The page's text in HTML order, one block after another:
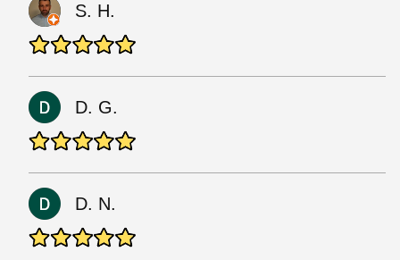
S. H.
D. G.
D. N.